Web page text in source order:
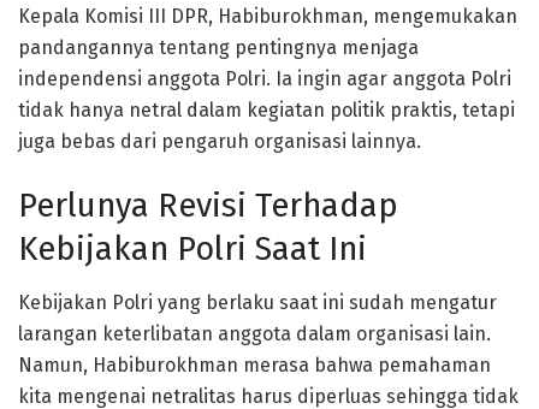
Kepala Komisi III DPR, Habiburokhman, mengemukakan
pandangannya tentang pentingnya menjaga
independensi anggota Polri. Ia ingin agar anggota Polri
tidak hanya netral dalam kegiatan politik praktis, tetapi
juga bebas dari pengaruh organisasi lainnya.
Perlunya Revisi Terhadap
Kebijakan Polri Saat Ini
Kebijakan Polri yang berlaku saat ini sudah mengatur
larangan keterlibatan anggota dalam organisasi lain.
Namun, Habiburokhman merasa bahwa pemahaman
kita mengenai netralitas harus diperluas sehingga tidak